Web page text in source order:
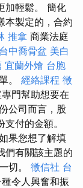
加輕鬆。 簡化
本製定的，合約
推拿 商業法庭
台中喬骨盆 美白
宜蘭外燴 台胞
。 經絡課程 徵
門幫助想要在
公司而言，股
付的金額。
果您想了解填
們有關該主題的
切。 徵信社 台
令人興奮和振